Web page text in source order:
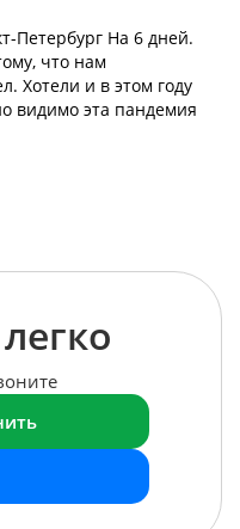
Петербург На 6 дней.
что нам
Хотели и в этом году
видимо эта пандемия